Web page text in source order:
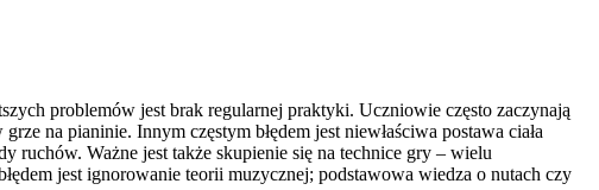
problemów jest brak regularnej praktyki. Uczniowie często zaczynają
na pianinie. Innym częstym błędem jest niewłaściwa postawa ciała
ruchów. Ważne jest także skupienie się na technice gry – wielu
jest ignorowanie teorii muzycznej; podstawowa wiedza o nutach czy